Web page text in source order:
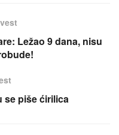
Ležao 9 dana, nisu
se piše ćirilica